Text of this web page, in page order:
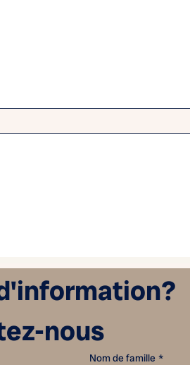
nous
Nom de famille *